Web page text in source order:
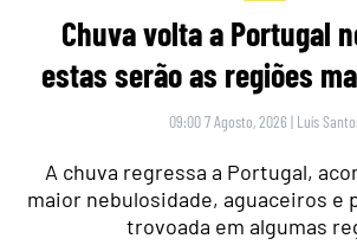
Chuva volta a Portugal
estas serão as regiões
09:00 7 Agosto, 2026 | Luís
A chuva regressa a Portugal,
maior nebulosidade, aguaceiros e
trovoada em algumas